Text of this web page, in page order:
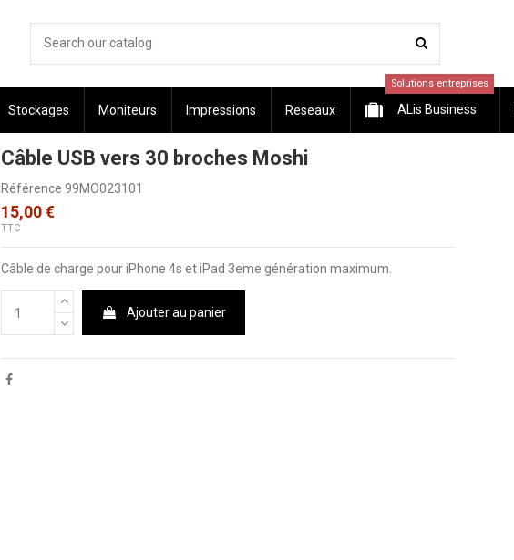
Stockages Moniteurs Impressions Reseaux ALis Business
Solutions entreprises
Câble USB vers 30 broches Moshi
Référence 99MO023101
15,00 €
TTC
Câble de charge pour iPhone 4s et iPad 3eme génération maximum.
Ajouter au panier